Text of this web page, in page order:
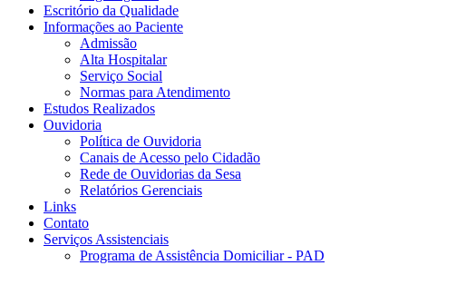
Escritório da Qualidade
Informações ao Paciente
Admissão
Alta Hospitalar
Serviço Social
Normas para Atendimento
Estudos Realizados
Ouvidoria
Política de Ouvidoria
Canais de Acesso pelo Cidadão
Rede de Ouvidorias da Sesa
Relatórios Gerenciais
Links
Contato
Serviços Assistenciais
Programa de Assistência Domiciliar - PAD